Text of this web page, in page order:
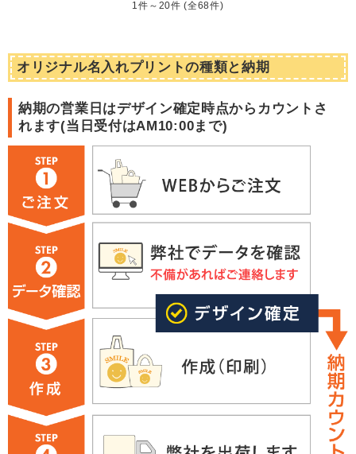
1件～20件 (全68件)
オリジナル名入れプリントの種類と納期
納期の営業日はデザイン確定時点からカウントさ
れます(当日受付はAM10:00まで)